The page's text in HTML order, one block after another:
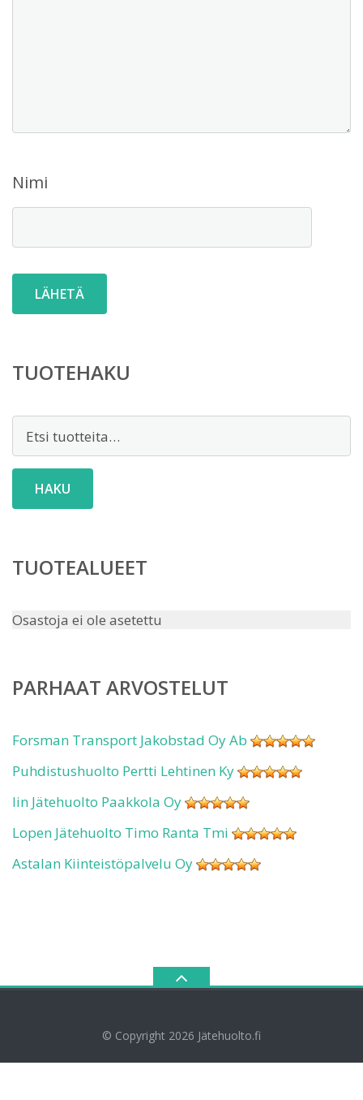
Nimi
TUOTEHAKU
HAKU
TUOTEALUEET
Osastoja ei ole asetettu
PARHAAT ARVOSTELUT
Forsman Transport Jakobstad Oy Ab
Puhdistushuolto Pertti Lehtinen Ky
Iin Jätehuolto Paakkola Oy
Lopen Jätehuolto Timo Ranta Tmi
Astalan Kiinteistöpalvelu Oy
© Copyright 2026 Jätehuolto.fi